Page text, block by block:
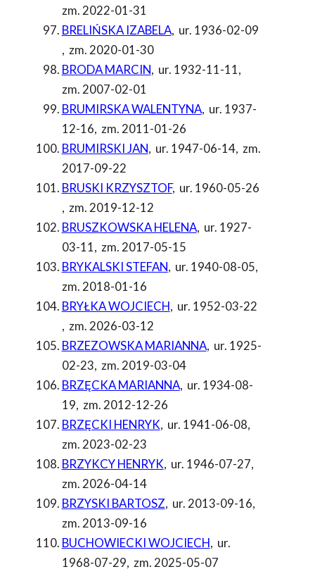
zm. 2022-01-31
BRELIŃSKA IZABELA, ur. 1936-02-09
, zm. 2020-01-30
BRODA MARCIN, ur. 1932-11-11,
zm. 2007-02-01
BRUMIRSKA WALENTYNA, ur. 1937-
12-16, zm. 2011-01-26
BRUMIRSKI JAN, ur. 1947-06-14, zm.
2017-09-22
BRUSKI KRZYSZTOF, ur. 1960-05-26
, zm. 2019-12-12
BRUSZKOWSKA HELENA, ur. 1927-
03-11, zm. 2017-05-15
BRYKALSKI STEFAN, ur. 1940-08-05,
zm. 2018-01-16
BRYŁKA WOJCIECH, ur. 1952-03-22
, zm. 2026-03-12
BRZEZOWSKA MARIANNA, ur. 1925-
02-23, zm. 2019-03-04
BRZĘCKA MARIANNA, ur. 1934-08-
19, zm. 2012-12-26
BRZĘCKI HENRYK, ur. 1941-06-08,
zm. 2023-02-23
BRZYKCY HENRYK, ur. 1946-07-27,
zm. 2026-04-14
BRZYSKI BARTOSZ, ur. 2013-09-16,
zm. 2013-09-16
BUCHOWIECKI WOJCIECH, ur.
1968-07-29, zm. 2025-05-07